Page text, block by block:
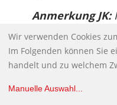
Anmerkung JK:
noch
dem
und autoritären
Wir verwenden Cookies
Im Folgenden können Sie
handelt und zu welchem
Manuelle Auswahl...